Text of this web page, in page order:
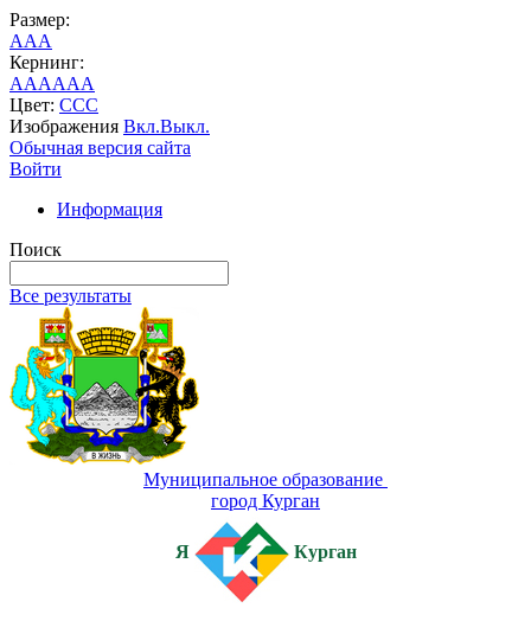
Размер:
AAA
Кернинг:
AAAAAA
Цвет: CCC
Изображения Вкл.Выкл.
Обычная версия сайта
Войти
Информация
Поиск
Все результаты
Муниципальное образование
город Курган
Я Курган